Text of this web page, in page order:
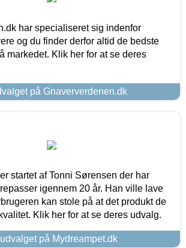
har specialiseret sig indenfor
og du finder derfor altid de bedste
markedet. Klik her for at se deres
på Gnaververdenen.dk
startet af Tonni Sørensen der har
igennem 20 år. Han ville lave
kan stole på at det produkt de
Klik her for at se deres udvalg.
på Mydreampet.dk